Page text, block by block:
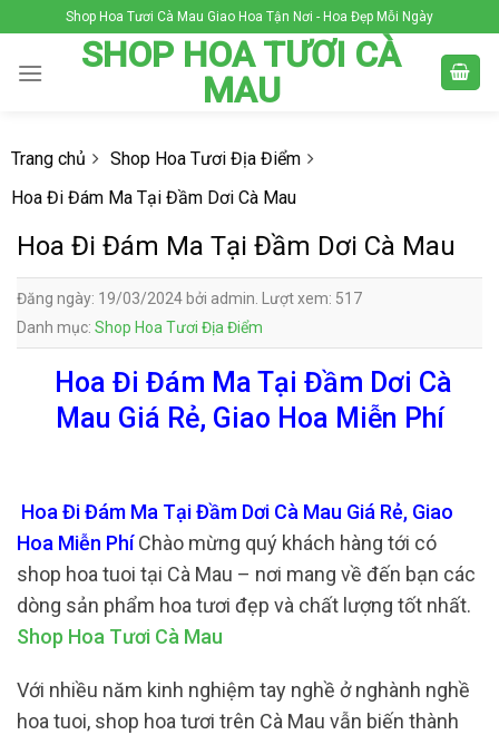
to
content
Shop Hoa Tươi Cà Mau Giao Hoa Tận Nơi - Hoa Đẹp Mỗi Ngày
SHOP HOA TƯƠI CÀ
MAU
Trang chủ
Shop Hoa Tươi Địa Điểm
Hoa Đi Đám Ma Tại Đầm Dơi Cà Mau
Hoa Đi Đám Ma Tại Đầm Dơi Cà Mau
Đăng ngày: 19/03/2024 bởi admin. Lượt xem: 517
Danh mục: Shop Hoa Tươi Địa Điểm
Hoa Đi Đám Ma Tại Đầm Dơi Cà
Mau Giá Rẻ, Giao Hoa Miễn Phí
Hoa Đi Đám Ma Tại Đầm Dơi Cà Mau Giá Rẻ, Giao
Hoa Miễn PhíChào mừng quý khách hàng tới có
shop hoa tuoi tại Cà Mau – nơi mang về đến bạn các
dòng sản phẩm hoa tươi đẹp và chất lượng tốt nhất.
Shop Hoa Tươi Cà Mau
Với nhiều năm kinh nghiệm tay nghề ở nghành nghề
hoa tuoi, shop hoa tươi trên Cà Mau vẫn biến thành